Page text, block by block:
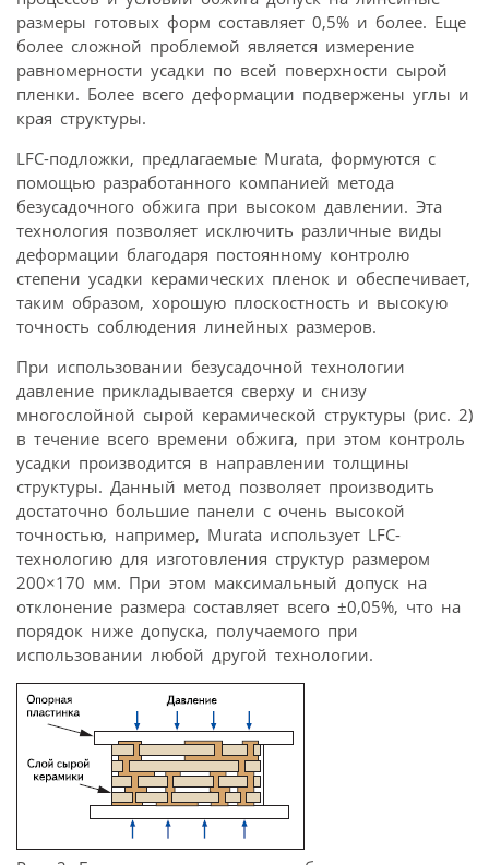
размеры готовых форм составляет 0,5% и более. Еще
более сложной проблемой является измерение
равномерности усадки по всей поверхности сырой
пленки. Более всего деформации подвержены углы и
края структуры.
LFC-подложки, предлагаемые Murata, формуются с
помощью разработанного компанией метода
безусадочного обжига при высоком давлении. Эта
технология позволяет исключить различные виды
деформации благодаря постоянному контролю
степени усадки керамических пленок и обеспечивает,
таким образом, хорошую плоскостность и высокую
точность соблюдения линейных размеров.
При использовании безусадочной технологии
давление прикладывается сверху и снизу
многослойной сырой керамической структуры (рис. 2)
в течение всего времени обжига, при этом контроль
усадки производится в направлении толщины
структуры. Данный метод позволяет производить
достаточно большие панели с очень высокой
точностью, например, Murata использует LFC-
технологию для изготовления структур размером
200×170 мм. При этом максимальный допуск на
отклонение размера составляет всего ±0,05%, что на
порядок ниже допуска, получаемого при
использовании любой другой технологии.